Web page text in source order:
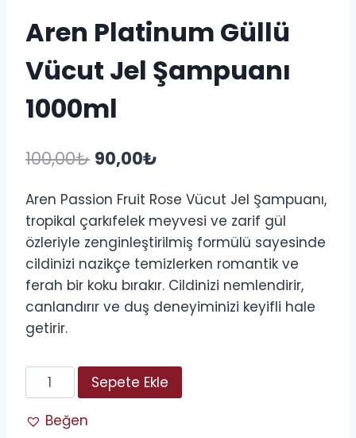
Aren Platinum Güllü
Vücut Jel Şampuanı
1000ml
100,00₺ Orijinal
100,00₺.
90,00₺
fiyat:
90,00₺.
Aren Passion Fruit Rose Vücut Jel Şampuanı,
tropikal çarkıfelek meyvesi ve zarif gül
özleriyle zenginleştirilmiş formülü sayesinde
cildinizi nazikçe temizlerken romantik ve
ferah bir koku bırakır. Cildinizi nemlendirir,
canlandırır ve duş deneyiminizi keyifli hale
getirir.
Aren
Platinum
Güllü
Sepete Ekle
Beğen